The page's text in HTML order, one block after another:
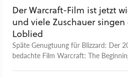
Der Warcraft-Film ist jetzt
und viele Zuschauer singen
Loblied
Späte Genugtuung für Blizzard: Der
bedachte Film Warcraft: The